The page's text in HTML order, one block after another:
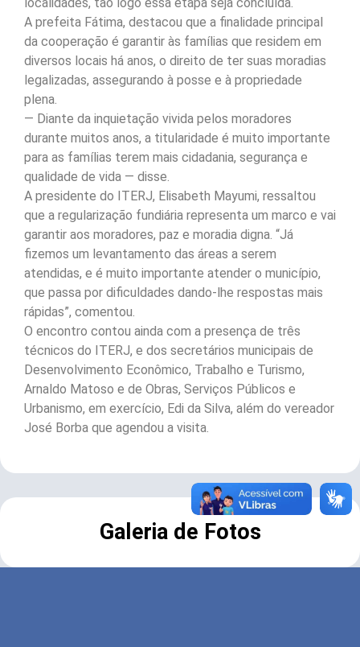
A prefeita Fátima, destacou que a finalidade principal
da cooperação é garantir às famílias que residem em
diversos locais há anos, o direito de ter suas moradias
legalizadas, assegurando à posse e à propriedade
plena.
— Diante da inquietação vivida pelos moradores
durante muitos anos, a titularidade é muito importante
para as famílias terem mais cidadania, segurança e
qualidade de vida — disse.
A presidente do ITERJ, Elisabeth Mayumi, ressaltou
que a regularização fundiária representa um marco e vai
garantir aos moradores, paz e moradia digna. “Já
fizemos um levantamento das áreas a serem
atendidas, e é muito importante atender o município,
que passa por dificuldades dando-lhe respostas mais
rápidas”, comentou.
O encontro contou ainda com a presença de três
técnicos do ITERJ, e dos secretários municipais de
Desenvolvimento Econômico, Trabalho e Turismo,
Arnaldo Matoso e de Obras, Serviços Públicos e
Urbanismo, em exercício, Edi da Silva, além do vereador
José Borba que agendou a visita.
Galeria de Fotos